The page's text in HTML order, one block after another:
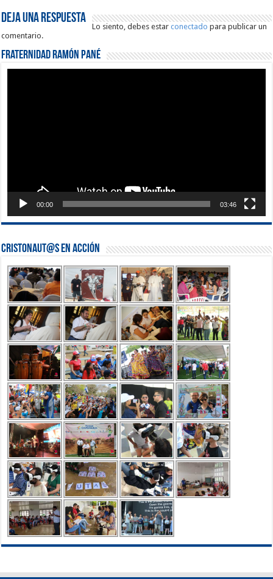
Deja una respuesta
Lo siento, debes estarconectado para publicar un
comentario.
Fraternidad Ramón Pané
00:00 03:46
Cristonaut@s en Acción